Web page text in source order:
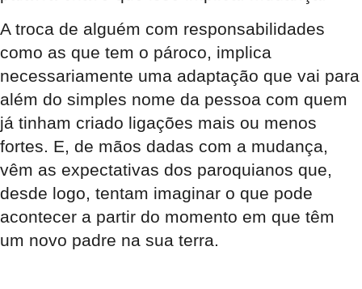
A troca de alguém com responsabilidades
como as que tem o pároco, implica
necessariamente uma adaptação que vai para
além do simples nome da pessoa com quem
já tinham criado ligações mais ou menos
fortes. E, de mãos dadas com a mudança,
vêm as expectativas dos paroquianos que,
desde logo, tentam imaginar o que pode
acontecer a partir do momento em que têm
um novo padre na sua terra.